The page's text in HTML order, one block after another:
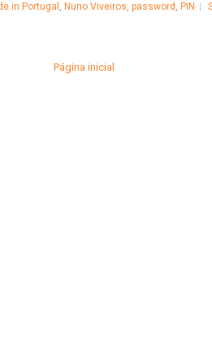
in Portugal , Nuno Viveiros, password , PIN
Página inicial